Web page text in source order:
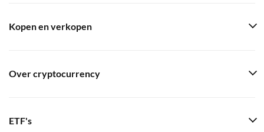
Kopen en verkopen
Over cryptocurrency
ETF's